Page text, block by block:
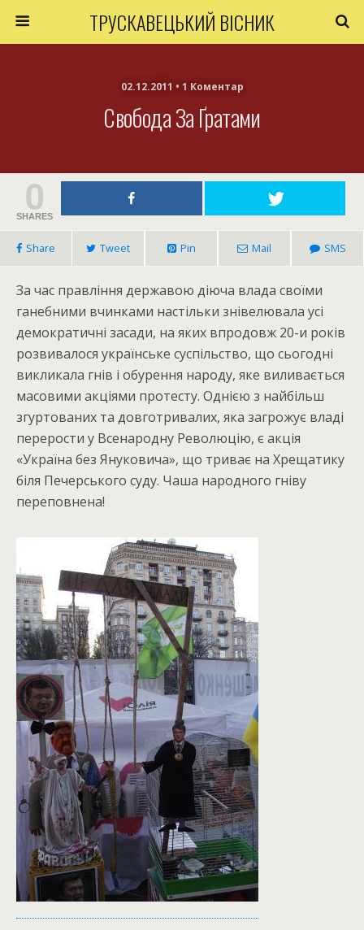
ТРУСКАВЕЦЬКИЙ ВІСНИК
02.12.2011 • 1 Коментар
Свобода За Ґратами
0
SHARES
Share Tweet Pin Mail SMS
За час правління державою діюча влада своїми
ганебними вчинками настільки знівелювала усі
демократичні засади, на яких впродовж 20-и років
розвивалося українське суспільство, що сьогодні
викликала гнів і обурення народу, яке виливається
масовими акціями протесту. Однією з найбільш
згуртованих та довготривалих, яка загрожує владі
перерости у Всенародну Революцію, є акція
«Україна без Януковича», що триває на Хрещатику
біля Печерського суду. Чаша народного гніву
переповнена!